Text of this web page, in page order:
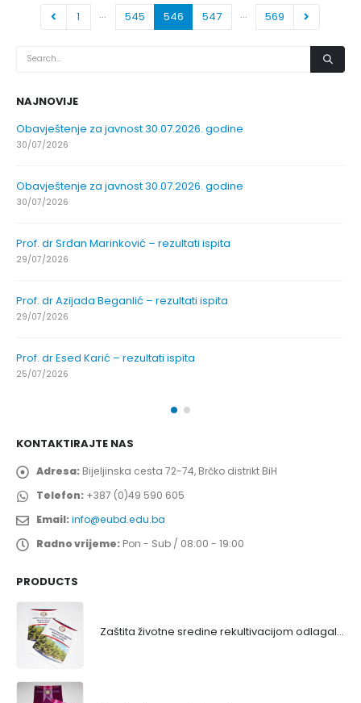
1 … 545 546 547 … 569
NAJNOVIJE
Obavještenje za javnost 30.07.2026. godine
30/07/2026
Obavještenje za javnost 30.07.2026. godine
30/07/2026
Prof. dr Srđan Marinković – rezultati ispita
29/07/2026
Prof. dr Azijada Beganlić – rezultati ispita
29/07/2026
Prof. dr Esed Karić – rezultati ispita
25/07/2026
KONTAKTIRAJTE NAS
Adresa: Bijeljinska cesta 72-74, Brčko distrikt BiH
Telefon: +387 (0)49 590 605
Email:info@eubd.edu.ba
Radno vrijeme: Pon - Sub / 08:00 - 19:00
PRODUCTS
Zaštita životne sredine rekultivacijom odlagališta